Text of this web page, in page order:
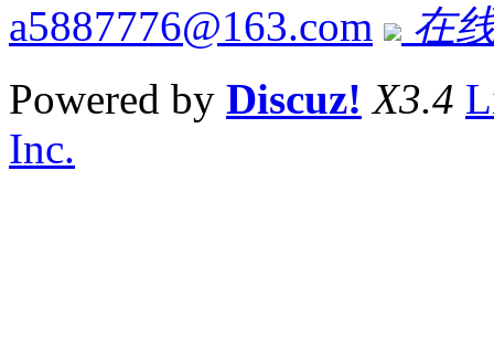
a5887776@163.com
在
Powered by Discuz! X3.4
Inc.